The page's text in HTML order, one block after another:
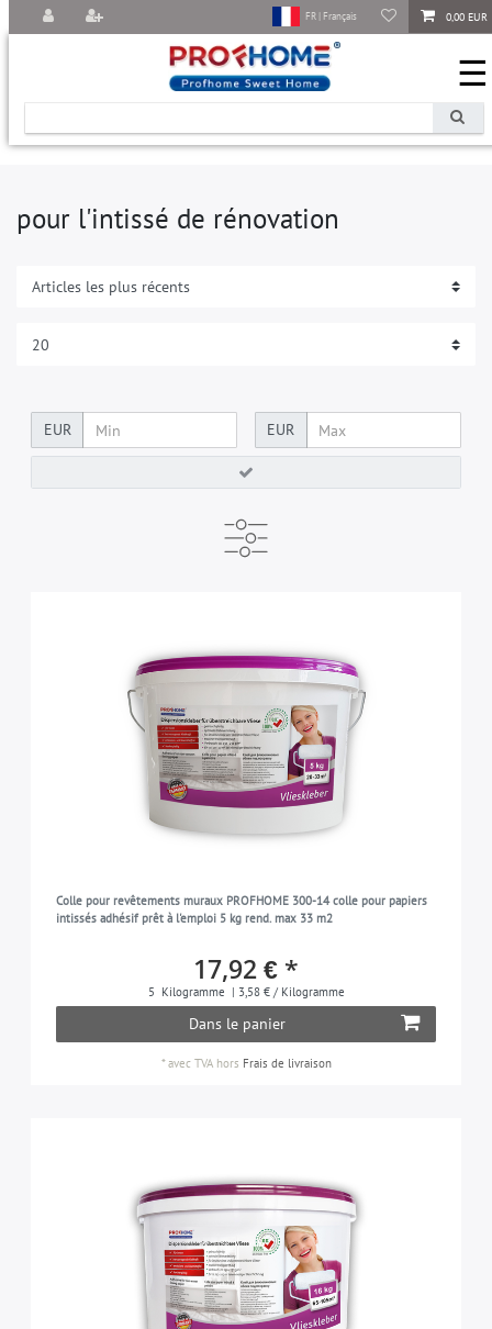
0,00 EUR
FR | Français
☰
pour l'intissé de rénovation
EUR EUR
Adhésif pour papiers peints non-tissés
Colle à tapisser pour papiers peints non-tissés
APPROPRIÉ POUR
Colle pour revêtements muraux PROFHOME 300-14 colle pour papiers
intissés adhésif prêt à l'emploi 5 kg rend. max 33 m2
17,92 € *
5 Kilogramme | 3,58 € / Kilogramme
Dans le panier
*avec TVAhors Frais de livraison